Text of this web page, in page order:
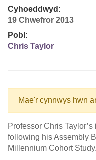
Cyhoeddwyd:
19 Chwefror 2013
Pobl:
Chris Taylor
Mae'r cynnwys hwn
Professor Chris
following his Assembly
Millennium Cohort Study.